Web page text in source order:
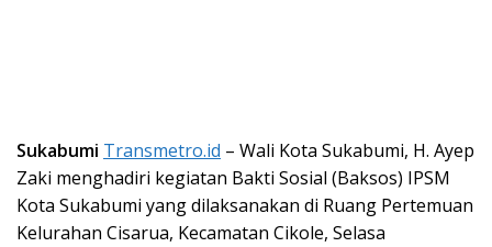
Sukabumi Transmetro.id – Wali Kota Sukabumi, H. Ayep
Zaki menghadiri kegiatan Bakti Sosial (Baksos) IPSM
Kota Sukabumi yang dilaksanakan di Ruang Pertemuan
Kelurahan Cisarua, Kecamatan Cikole, Selasa